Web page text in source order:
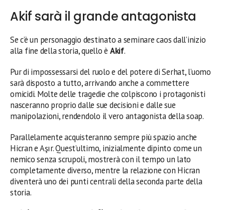
Akif sarà il grande antagonista
Se c’è un personaggio destinato a seminare caos dall’inizio
alla fine della storia, quello è Akif.
Pur di impossessarsi del ruolo e del potere di Serhat, l’uomo
sarà disposto a tutto, arrivando anche a commettere
omicidi. Molte delle tragedie che colpiscono i protagonisti
nasceranno proprio dalle sue decisioni e dalle sue
manipolazioni, rendendolo il vero antagonista della soap.
Parallelamente acquisteranno sempre più spazio anche
Hicran e Aşır. Quest’ultimo, inizialmente dipinto come un
nemico senza scrupoli, mostrerà con il tempo un lato
completamente diverso, mentre la relazione con Hicran
diventerà uno dei punti centrali della seconda parte della
storia.